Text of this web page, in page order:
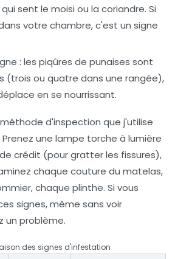
sent le moisi ou la coriandre. Si
votre chambre, c'est un signe
: les piqûres de punaises sont
(trois ou quatre dans une rangée),
en se nourrissant.
d'inspection que j'utilise
une lampe torche à lumière
crédit (pour gratter les fissures),
chaque couture du matelas,
chaque plinthe. Si vous
signes, même sans voir
un problème.
des signes d'infestation